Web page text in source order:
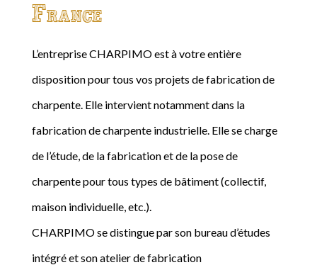
France
L’entreprise CHARPIMO est à votre entière
disposition pour tous vos projets de fabrication de
charpente. Elle intervient notamment dans la
fabrication de charpente industrielle. Elle se charge
de l’étude, de la fabrication et de la pose de
charpente pour tous types de bâtiment (collectif,
maison individuelle, etc.).
CHARPIMO se distingue par son bureau d’études
intégré et son atelier de fabrication